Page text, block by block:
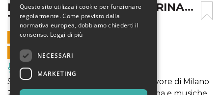
IN VIAGGIO CON ZIA CATERINA…
TRA MUSICA E PAROLE
19 MAGGIO 2023 - 21:00
VENDITE ONLINE TERMINATE
Musica, Eventi Live, Club
Serata all’insegna della solidarietà a favore di Milano
Questo sito utilizza i cookie per funzionare
regolarmente. Come previsto dalla
normativa europea, dobbiamo chiederti il
consenso. Leggi di più
NECESSARI
MARKETING